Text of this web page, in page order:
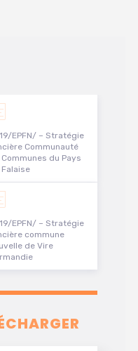
EPFN/ – Stratégie
Communauté
Communes du Pays
Falaise
EPFN/ – Stratégie
commune
de Vire